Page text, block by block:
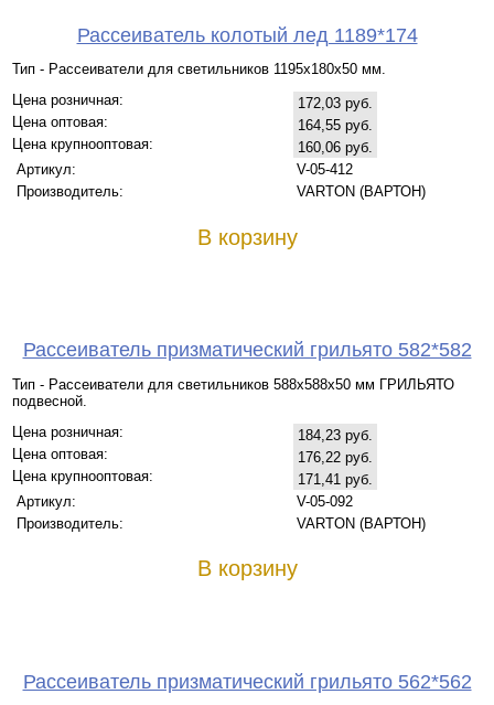
Рассеиватель колотый лед 1189*174
Тип - Рассеиватели для светильников 1195х180х50 мм.
Цена розничная:
172,03 руб.
Цена оптовая:
164,55 руб.
Цена крупнооптовая:
160,06 руб.
Артикул:
V-05-412
Производитель:
VARTON (ВАРТОН)
В корзину
Рассеиватель призматический грильято 582*582
Тип - Рассеиватели для светильников 588х588х50 мм ГРИЛЬЯТО
подвесной.
Цена розничная:
184,23 руб.
Цена оптовая:
176,22 руб.
Цена крупнооптовая:
171,41 руб.
Артикул:
V-05-092
Производитель:
VARTON (ВАРТОН)
В корзину
Рассеиватель призматический грильято 562*562